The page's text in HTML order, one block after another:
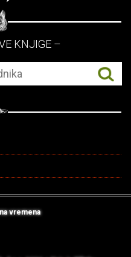
KNJIGE –
vremena